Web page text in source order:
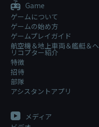
Game
ゲームについて
ゲームの始め方
ゲームプレイガイド
航空機＆地上車両＆艦艇＆ヘ
リコプター紹介
特徴
招待
部隊
アシスタントアプリ
メディア